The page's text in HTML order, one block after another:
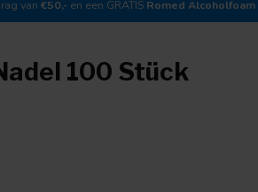
van €50,- en een GRATIS Romed Alcoholfoam
100 Stück